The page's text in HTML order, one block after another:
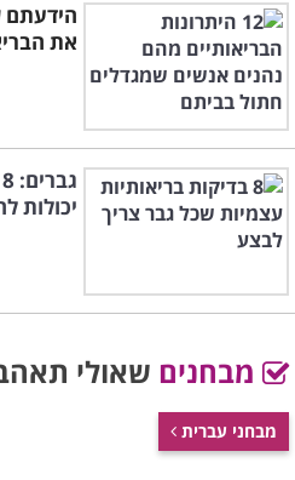
הידעתם
את
יכולות
מבחנים שאולי
מבחני עברית